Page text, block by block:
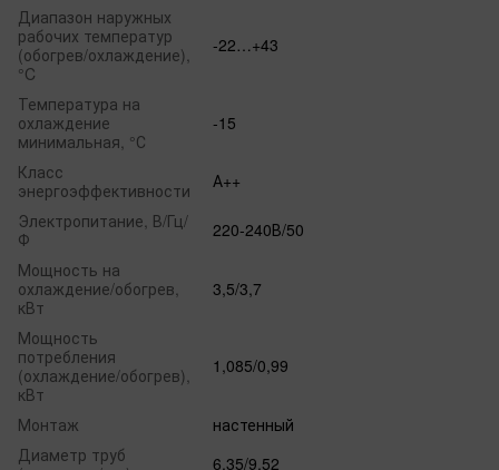
Диапазон наружных
рабочих температур
(обогрев/охлаждение),
°C
-22…+43
Температура на
охлаждение
минимальная, °С
-15
Класс
энергоэффективности
А++
Электропитание, В/Гц/
Ф
220-240В/50
Мощность на
охлаждение/обогрев,
кВт
3,5/3,7
Мощность
потребления
(охлаждение/обогрев),
кВт
1,085/0,99
Монтаж
настенный
Диаметр труб
6,35/9,52